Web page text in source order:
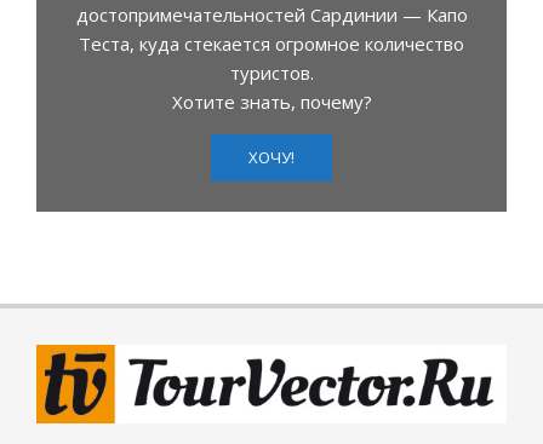
достопримечательностей Сардинии — Капо
Теста, куда стекается огромное количество
туристов.
Хотите знать, почему?
ХОЧУ!